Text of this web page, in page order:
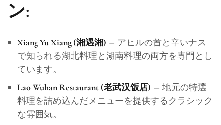
ン:
Xiang Yu Xiang (湘遇湘) – アヒルの首と辛いナス
で知られる湖北料理と湖南料理の両方を専門とし
ています。
Lao Wuhan Restaurant (老武汉饭店) – 地元の特選
料理を詰め込んだメニューを提供するクラシック
な雰囲気。